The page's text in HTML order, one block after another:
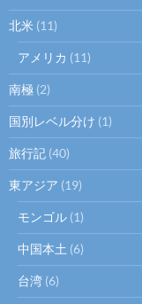
北米 (11)
アメリカ (11)
南極 (2)
国別レベル分け (1)
旅行記 (40)
東アジア (19)
モンゴル (1)
中国本土 (6)
台湾 (6)